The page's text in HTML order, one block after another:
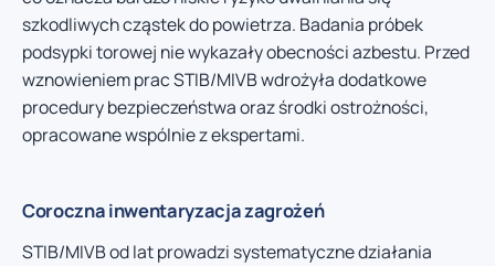
szkodliwych cząstek do powietrza. Badania próbek
podsypki torowej nie wykazały obecności azbestu. Przed
wznowieniem prac STIB/MIVB wdrożyła dodatkowe
procedury bezpieczeństwa oraz środki ostrożności,
opracowane wspólnie z ekspertami.
Coroczna inwentaryzacja zagrożeń
STIB/MIVB od lat prowadzi systematyczne działania